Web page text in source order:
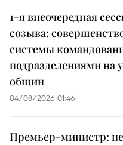
1-я внеочередная
созыва:
системы
подразделениями на
общин
04/08/2026 01:46
Премьер-министр: